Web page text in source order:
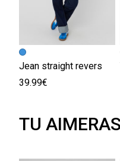
Jean straight revers
39.99€
TU